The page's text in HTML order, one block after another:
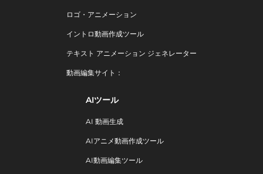
ロゴ・アニメーション
イントロ動画作成ツール
テキスト アニメーション ジェネレーター
動画編集サイト：
AIツール
AI 動画生成
AIアニメ動画作成ツール
AI動画編集ツール